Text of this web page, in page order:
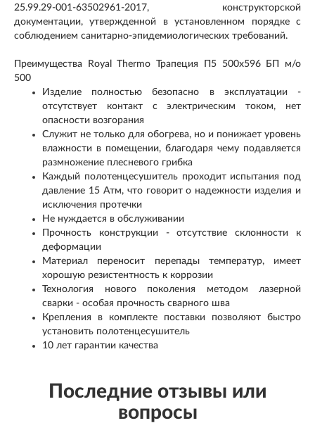
25.99.29-001-63502961-2017, конструкторской
документации, утвержденной в установленном порядке с
соблюдением санитарно-эпидемиологических требований.
Преимущества Royal Thermo Трапеция П5 500x596 БП м/о
500
Изделие полностью безопасно в эксплуатации -
отсутствует контакт с электрическим током, нет
опасности возгорания
Служит не только для обогрева, но и понижает уровень
влажности в помещении, благодаря чему подавляется
размножение плесневого грибка
Каждый полотенцесушитель проходит испытания под
давление 15 Атм, что говорит о надежности изделия и
исключения протечки
Не нуждается в обслуживании
Прочность конструкции - отсутствие склонности к
деформации
Материал переносит перепады температур, имеет
хорошую резистентность к коррозии
Технология нового поколения методом лазерной
сварки - особая прочность сварного шва
Крепления в комплекте поставки позволяют быстро
установить полотенцесушитель
10 лет гарантии качества
Последние отзывы или
вопросы